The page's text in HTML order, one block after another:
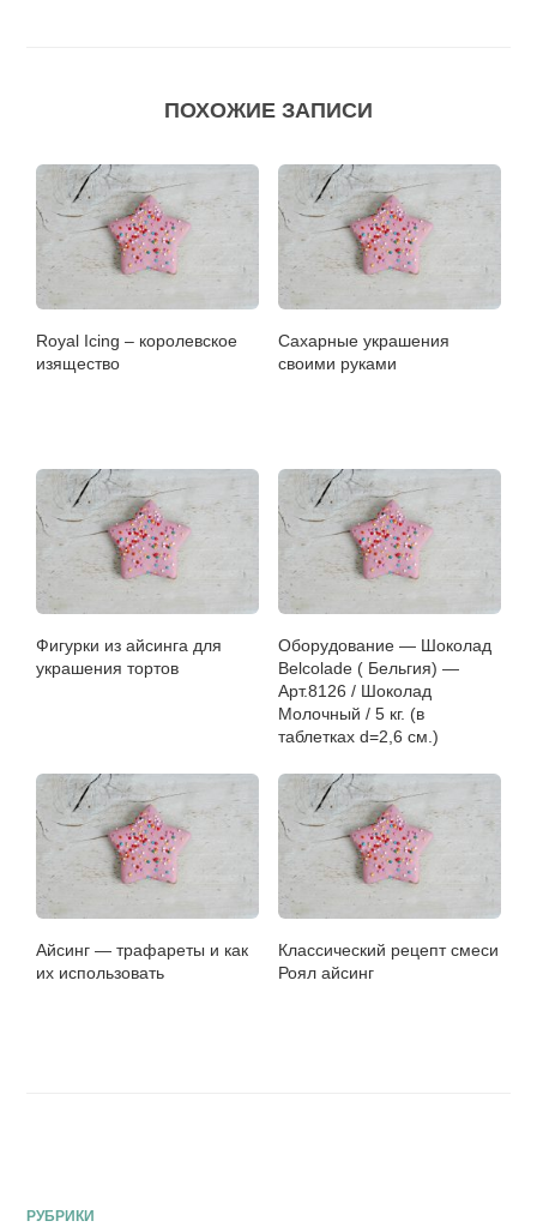
ПОХОЖИЕ ЗАПИСИ
Royal Icing – королевское
изящество
Сахарные украшения
своими руками
Фигурки из айсинга для
украшения тортов
Оборудование — Шоколад
Belcolade ( Бельгия) —
Арт.8126 / Шоколад
Молочный / 5 кг. (в
таблетках d=2,6 см.)
Айсинг — трафареты и как
их использовать
Классический рецепт смеси
Роял айсинг
РУБРИКИ